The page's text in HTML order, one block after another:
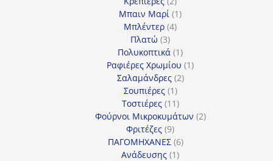
προϊόντα
Μπαιν Μαρί 11
Μπλέντερ 44
Πλατώ 33
προϊόντα
Πολυκοπτικά 11
προϊόν
Ραφιέρες Χρωμίου 11
Σαλαμάνδρες 22
Σουπιέρες 11
προϊόν
Τοστιέρες 1111
προϊόντα
Φούρνοι Μικροκυμάτων 22
Φριτέζες 99
προϊόντα
ΠΑΓΟΜΗΧΑΝΕΣ 66
Ανάδευσης 11